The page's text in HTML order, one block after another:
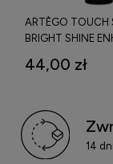
ARTÈGO TOUCH
BRIGHT SHINE
WŁOSÓW 250 ML
44,00 zł
14